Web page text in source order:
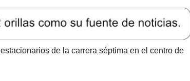
de la carrera séptima en el centro de